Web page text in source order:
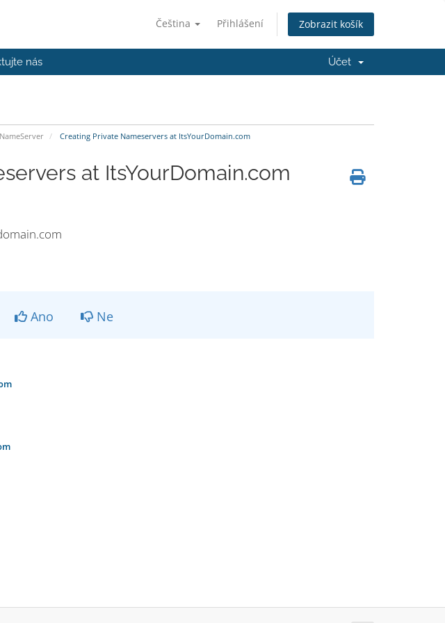
Čeština Přihlášení Zobrazit košík
nás Účet
Creating Private Nameservers at ItsYourDomain.com
at ItsYourDomain.com
Ano Ne